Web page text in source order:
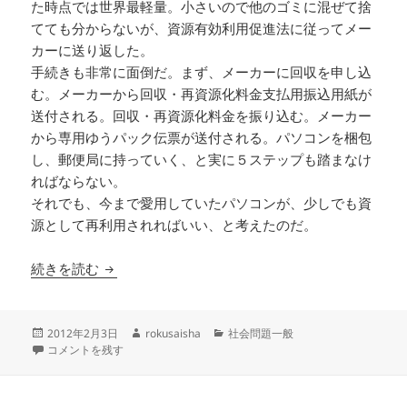
た時点では世界最軽量。小さいので他のゴミに混ぜて捨
てても分からないが、資源有効利用促進法に従ってメー
カーに送り返した。
手続きも非常に面倒だ。まず、メーカーに回収を申し込
む。メーカーから回収・再資源化料金支払用振込用紙が
送付される。回収・再資源化料金を振り込む。メーカー
から専用ゆうパック伝票が送付される。パソコンを梱包
し、郵便局に持っていく、と実に５ステップも踏まなけ
ればならない。
それでも、今まで愛用していたパソコンが、少しでも資
源として再利用されればいい、と考えたのだ。
続きを読む 捨てるのにお金がかかる時代への疑問
投
稿
2012年2月3日
作
rokusaisha
カ
社会問題一般
捨てるのにお金がかかる時代への疑問 に
コメントを残す